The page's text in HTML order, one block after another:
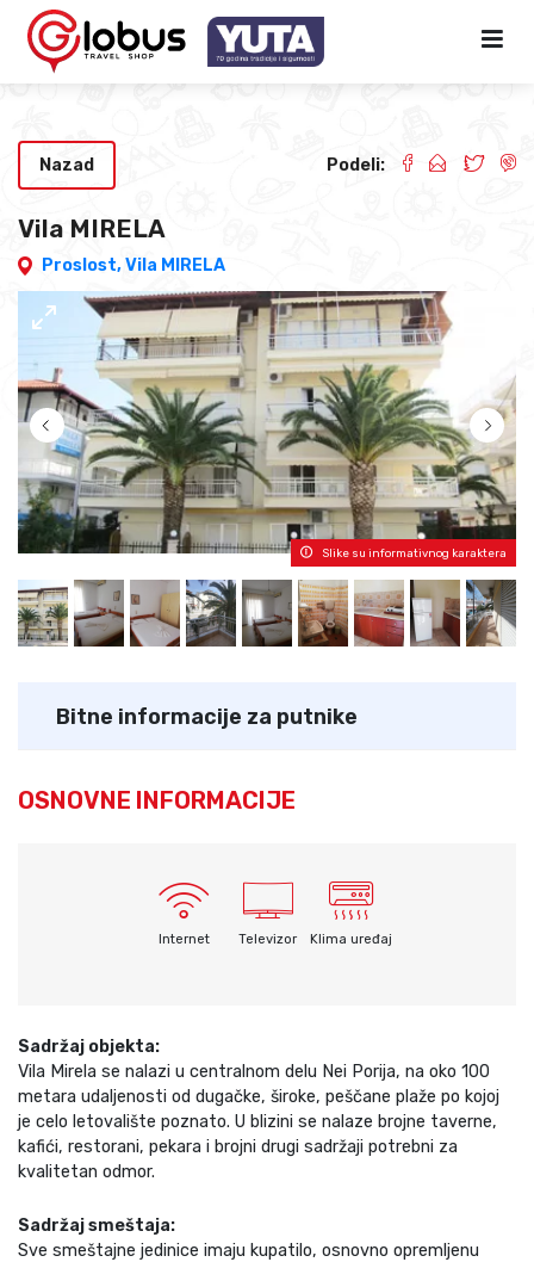
Vila MIRELA
Proslost,Vila MIRELA
Nazad Podeli:
Slike su informativnog karaktera
Bitne informacije za putnike
OSNOVNE INFORMACIJE
Internet Televizor Klima uređaj
Sadržaj objekta:
Vila Mirela se nalazi u centralnom delu Nei Porija, na oko 100
metara udaljenosti od dugačke, široke, peščane plaže po kojoj
je celo letovalište poznato. U blizini se nalaze brojne taverne,
kafići, restorani, pekara i brojni drugi sadržaji potrebni za
kvalitetan odmor.
Sadržaj smeštaja:
Sve smeštajne jedinice imaju kupatilo, osnovno opremljenu